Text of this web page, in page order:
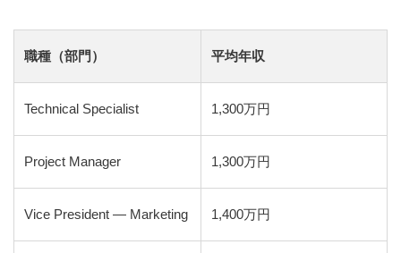
職種（部門） 平均年収
Technical Specialist 1,300万円
Project Manager 1,300万円
Vice President — Marketing 1,400万円